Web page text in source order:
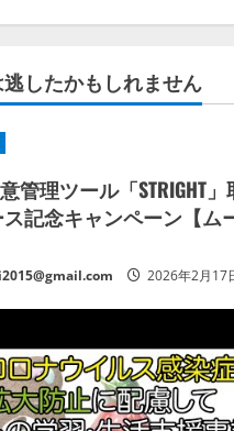
したかもしれません
管理ツール「STRIGHT
ス記念キャンペーン【ム
2026年2月17